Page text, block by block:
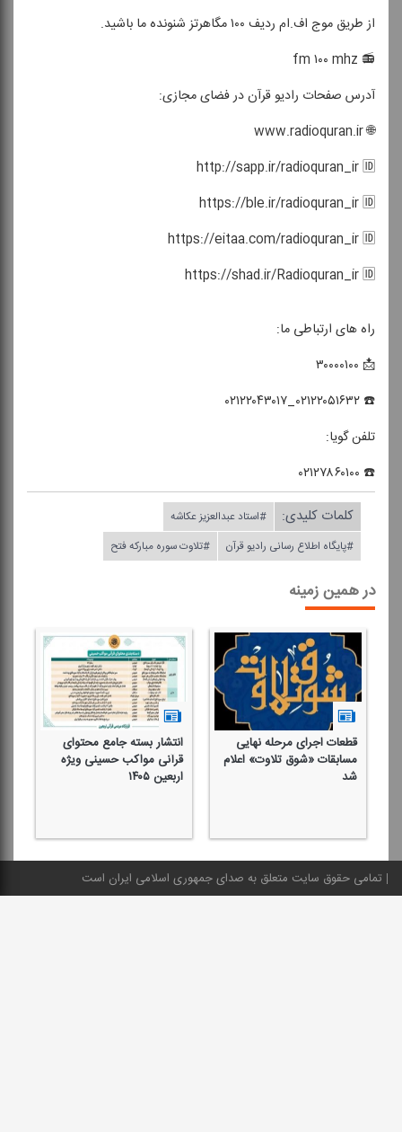
از طریق موج اف.ام ردیف ۱۰۰ مگاهرتز شنونده ما باشید.
📻 fm ۱۰۰ mhz
آدرس صفحات رادیو قرآن در فضای مجازی:
🌐 www.radioquran.ir
http://sapp.ir/radioquran_ir 🆔
https://ble.ir/radioquran_ir 🆔
https://eitaa.com/radioquran_ir 🆔
https://shad.ir/Radioquran_ir 🆔
راه های ارتباطی ما:
📩 ۳۰۰۰۰۱۰۰
☎️ ۰۲۱۲۲۰۵۱۶۳۲_۰۲۱۲۲۰۴۳۰۱۷
تلفن گویا:
☎️ ۰۲۱۲۷۸۶۰۱۰۰
کلمات کلیدی:
#استاد عبدالعزیز عكاشه
#پایگاه اطلاع رسانی رادیو قرآن
#تلاوت سوره مباركه فتح
در همین زمینه
قطعات اجرای مرحله نهایی
مسابقات «شوق تلاوت» اعلام
شد
انتشار بسته جامع محتوای
قرآنی مواكب حسینی ویژه
اربعین ۱۴۰۵
تمامی حقوق سایت متعلق به صدای جمهوری اسلامی ایران است